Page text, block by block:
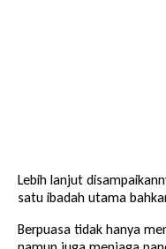
Lebih lanjut
satu ibadah utama
Berpuasa tidak hanya